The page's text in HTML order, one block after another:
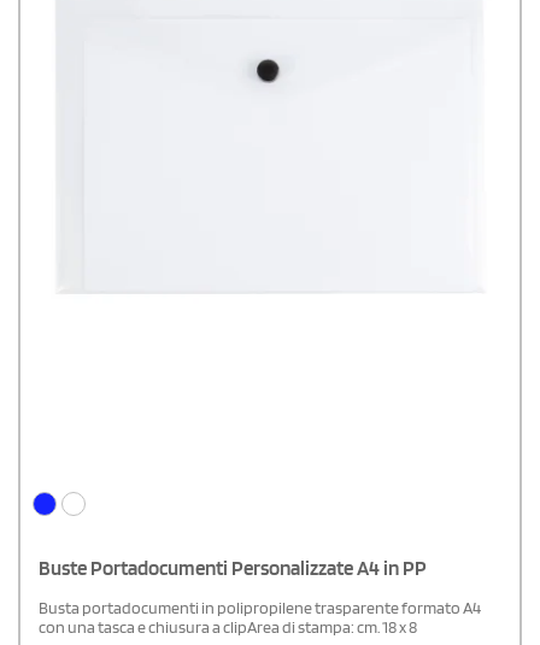
Buste Portadocumenti Personalizzate A4 in PP
Busta portadocumenti in polipropilene trasparente formato A4
con una tasca e chiusura a clipArea di stampa: cm. 18 x 8